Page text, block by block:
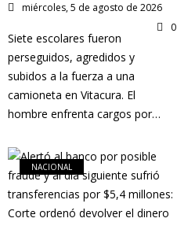
miércoles, 5 de agosto de 2026
0
Siete escolares fueron
perseguidos, agredidos y
subidos a la fuerza a una
camioneta en Vitacura. El
hombre enfrenta cargos por…
NACIONAL